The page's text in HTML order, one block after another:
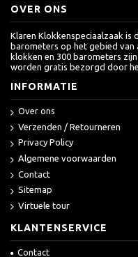
OVER ONS
Klaren Klokkenspeciaalzaak is
barometers op het gebied van
klokken en 300 barometers
worden gratis bezorgd door
INFORMATIE
Over ons
Verzenden / Retourneren
Privacy Policy
Algemene voorwaarden
Contact
Sitemap
Virtuele tour
KLANTENSERVICE
Contact